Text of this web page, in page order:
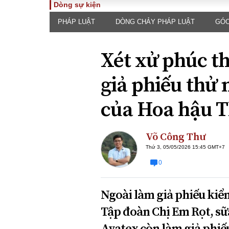
TOÀN CẢNH
Chính sách
Đối thoại
Góc
Hồ sơ
Tiếng
An ninh
ĐA CHIỀU
Quan điểm
Dòng sự kiện
PHÁP LUẬT DÒNG CHẢY PHÁP LUẬT
Xét xử phúc
giả phiếu thử
của Hoa hậu
Võ Công Thư
Thứ 3, 05/05/2026 15:45 GMT+7
0
Ngoài làm giả phiếu
Tập đoàn Chị Em Rọt,